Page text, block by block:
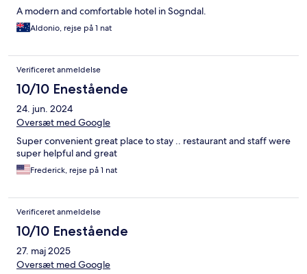
A modern and comfortable hotel in Sogndal.
Aldonio, rejse på 1 nat
Verificeret anmeldelse
10/10 Enestående
24. jun. 2024
Oversæt med Google
Super convenient great place to stay .. restaurant and staff were
super helpful and great
Frederick, rejse på 1 nat
Verificeret anmeldelse
10/10 Enestående
27. maj 2025
Oversæt med Google